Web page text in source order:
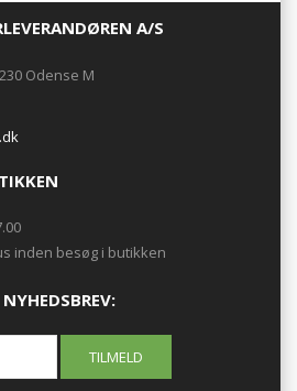
A/S
Odense M
inden besøg i butikken